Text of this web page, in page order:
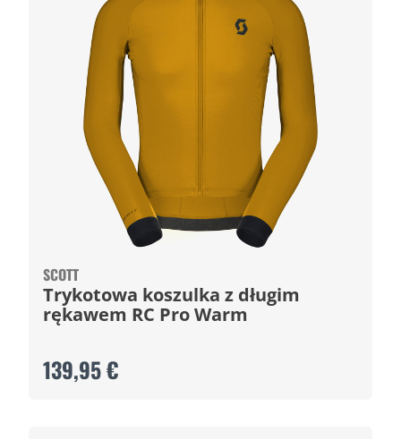
SCOTT
Trykotowa koszulka z długim
rękawem RC Pro Warm
139,95 €